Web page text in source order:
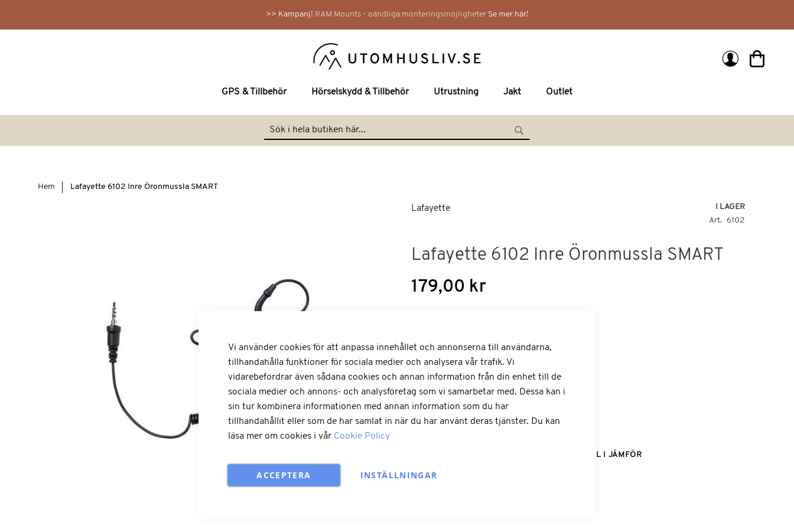
>> Kampanj! RAM Mounts - oändliga monteringsmöjligheter Se mer här!
GPS & Tillbehör Hörselskydd & Tillbehör Utrustning Jakt Outlet
Min
till
Search Search
Hem Lafayette 6102 Inre Öronmussla SMART
I LAGER
Art
6102
Lafayette
Lafayette 6102 Inre Öronmussla SMART
179,00 kr
Antal
Lägg till i kundvagn
LÄGG TILL I JÄMFÖR
Vi använder cookies för att anpassa innehållet och annonserna till användarna,
tillhandahålla funktioner för sociala medier och analysera vår trafik. Vi
vidarebefordrar även sådana cookies och annan information från din enhet till de
sociala medier och annons- och analysföretag som vi samarbetar med. Dessa kan i
sin tur kombinera informationen med annan information som du har
tillhandahållit eller som de har samlat in när du har använt deras tjänster. Du kan
läsa mer om cookies i vår Cookie Policy
ACCEPTERA INSTÄLLNINGAR